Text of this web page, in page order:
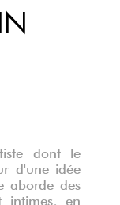
dont le
d'une idée
aborde des
intimes, en